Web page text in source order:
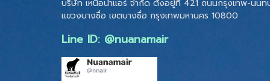
บริษัท เหนือน้ำแอร์ จำกัด ตั้งอยู่ที่ 421 ถนนกรุงเทพ-นนท
แขวงบางซื่อ เขตบางซื่อ กรุงเทพมหานคร 10800
Line ID: @nuanamair